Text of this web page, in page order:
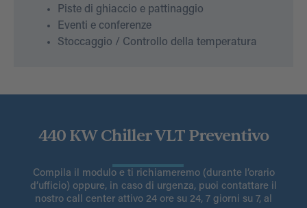
Piste di ghiaccio e pattinaggio
Eventi e conferenze
Stoccaggio / Controllo della temperatura
440 KW Chiller VLT Preventivo
Compila il modulo e ti richiameremo (durante l’orario
d’ufficio) oppure, in caso di urgenza, puoi contattare il
nostro call center attivo 24 ore su 24, 7 giorni su 7, al